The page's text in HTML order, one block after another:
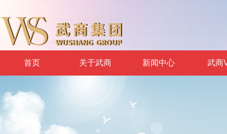
首页 关于武商 新闻中心 武商